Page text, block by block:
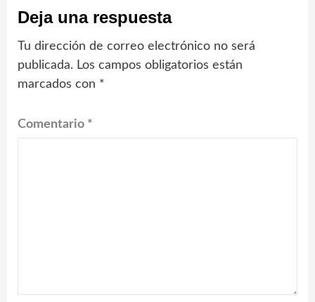
Deja una respuesta
Tu dirección de correo electrónico no será
publicada. Los campos obligatorios están
marcados con *
Comentario *